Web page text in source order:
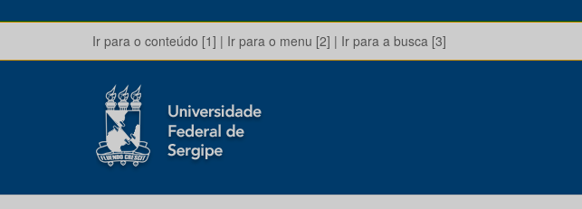
Ir para o conteúdo [1] | Ir para o menu [2] | Ir para a busca [3]